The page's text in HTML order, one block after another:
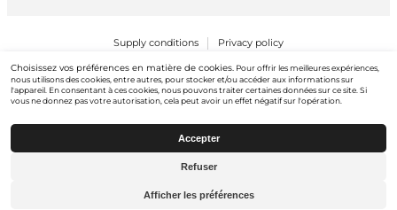
Supply conditions Privacy policy
PEO B.V. © 2026 Tous droits réservés
gotopeo.com
Choisissez vos préférences en matière de cookies. Pour offrir les meilleures expériences,
nous utilisons des cookies, entre autres, pour stocker et/ou accéder aux informations sur
l'appareil. En consentant à ces cookies, nous pouvons traiter certaines données sur ce site. Si
vous ne donnez pas votre autorisation, cela peut avoir un effet négatif sur l'opération.
Accepter
Refuser
Afficher les préférences